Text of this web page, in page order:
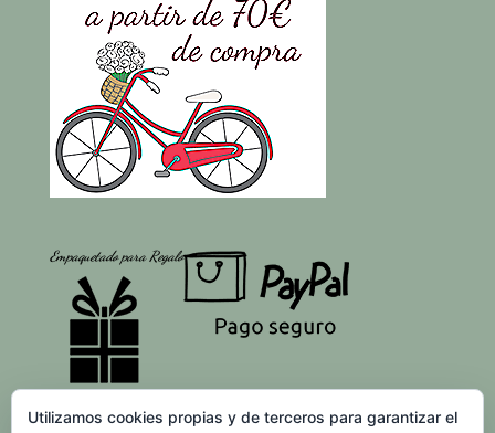
Empaquetado para Regalo
Utilizamos cookies propias y de terceros para garantizar el